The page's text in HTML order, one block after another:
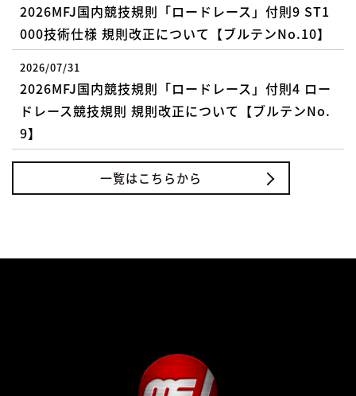
2026MFJ国内競技規則「ロードレース」付則9 ST1
000技術仕様 規則改正について【ブルテンNo.10】
2026/07/31
2026MFJ国内競技規則「ロードレース」付則4 ロー
ドレース競技規則 規則改正について【ブルテンNo.
9】
一覧はこちらから